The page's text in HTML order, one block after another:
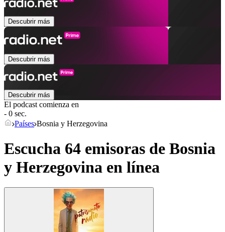
Descubrir más
Descubrir más
Descubrir más
El podcast comienza en
- 0 sec.
Países Bosnia y Herzegovina
Escucha 64 emisoras de Bosnia
y Herzegovina en línea